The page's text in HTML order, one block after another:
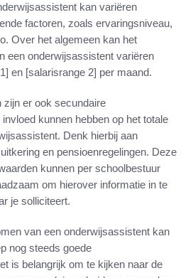
kan variëren
factoren, zoals ervaringsniveau,
Over het algemeen kan het
een onderwijsassistent variëren
en [salarisrange 2] per maand.
zijn er ook secundaire
kunnen hebben op het totale
Denk hierbij aan
en pensioenregelingen. Deze
kunnen per schoolbestuur
om hierover informatie in te
je solliciteert.
van een onderwijsassistent kan
nog steeds goede
is belangrijk om te kijken naar de